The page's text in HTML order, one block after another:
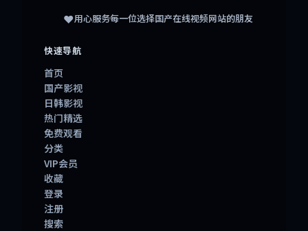
❤️用心服务每一位选择国产在线视频网站的朋友
快速导航
首页
国产影视
日韩影视
热门精选
免费观看
分类
VIP会员
收藏
登录
注册
搜索